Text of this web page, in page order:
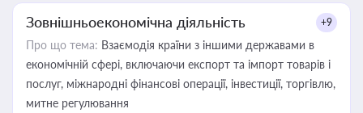
Зовнішньоекономічна діяльність +9
Про що тема: Взаємодія країни з іншими державами в
економічній сфері, включаючи експорт та імпорт товарів і
послуг, міжнародні фінансові операції, інвестиції, торгівлю,
митне регулювання